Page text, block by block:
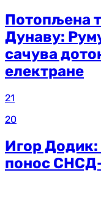
Потопљена
Дунаву:
сачува
електране
21
20
Игор
понос